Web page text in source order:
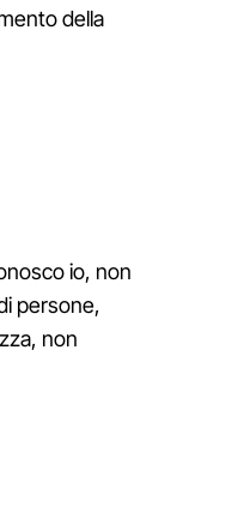
della
io, non
persone,
non